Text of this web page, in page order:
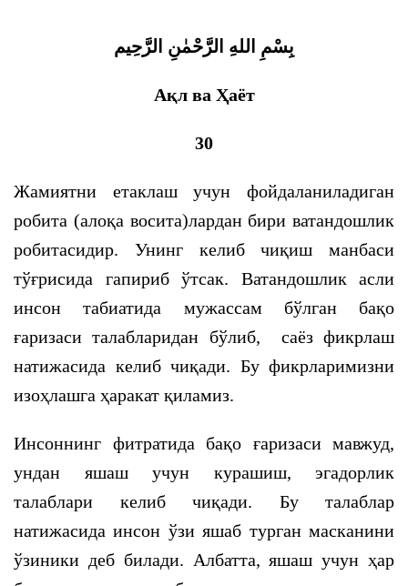
بِسْمِ اللهِ الرَّحْمٰنِ الرَّحِيم
Ақл ва Ҳаёт
30
Жамиятни етаклаш учун фойдаланиладиган
робита (алоқа восита)лардан бири ватандошлик
робитасидир. Унинг келиб чиқиш манбаси
тўғрисида гапириб ўтсак. Ватандошлик асли
инсон табиатида мужассам бўлган бақо
ғаризаси талабларидан бўлиб, саёз фикрлаш
натижасида келиб чиқади. Бу фикрларимизни
изоҳлашга ҳаракат қиламиз.
Инсоннинг фитратида бақо ғаризаси мавжуд,
ундан яшаш учун курашиш, эгадорлик
талаблари келиб чиқади. Бу талаблар
натижасида инсон ўзи яшаб турган масканини
ўзиники деб билади. Албатта, яшаш учун ҳар